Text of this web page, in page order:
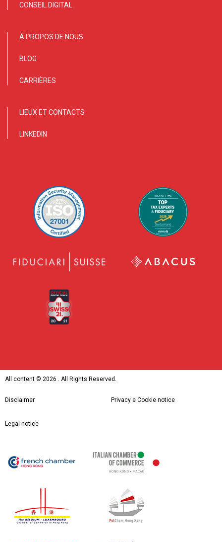
CONSEIL DIGITAL
À PROPOS DE NOUS
BLOG
CARRIÈRES
LIEUX ET CONTACTS
LINKEDIN
All content © 2026 . All Rights Reserved.
Disclaimer Privacy e Cookie notice
Legal notice